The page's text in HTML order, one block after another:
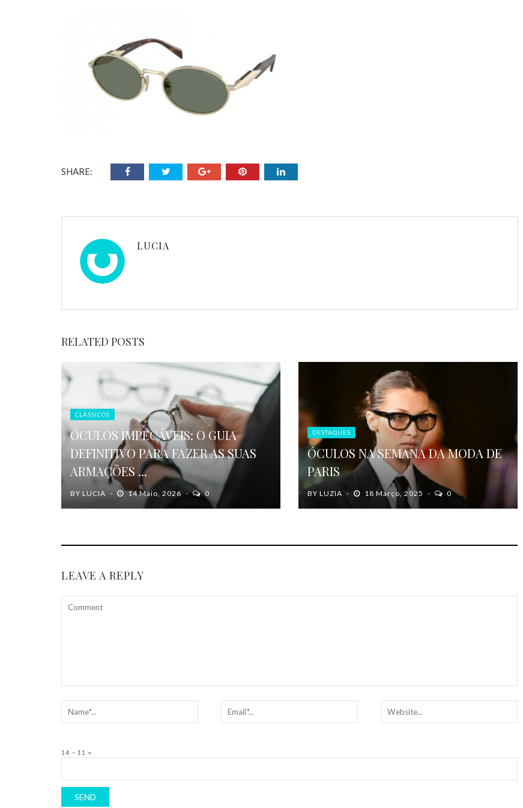
SHARE:
LUCIA
RELATED POSTS
CLÁSSICOS
ÓCULOS IMPECÁVEIS: O GUIA
DEFINITIVO PARA FAZER AS SUAS
ARMAÇÕES ...
BY LUCIA 14 Maio, 2026 0
DESTAQUES
ÓCULOS NA SEMANA DA MODA DE
PARIS
BYLUZIA 18 Março, 2025 0
LEAVE A REPLY
14 − 11 =